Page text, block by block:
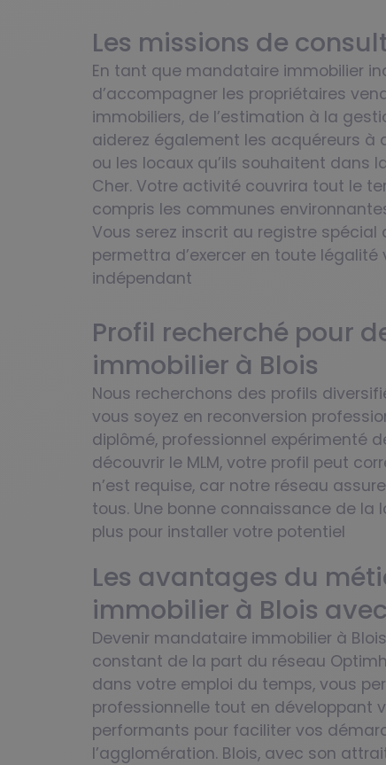
Les missions de
En tant que mandataire immobilier
d’accompagner les propriétaires
immobiliers, de l’estimation à la
aiderez également les acquéreurs à
ou les locaux qu’ils souhaitent dans
Cher. Votre activité couvrira tout le
compris les communes
Vous serez inscrit au registre
permettra d’exercer en toute
indépendant
Profil recherché pour
immobilier à Blois
Nous recherchons des profils
vous soyez en reconversion
diplômé, professionnel expérimenté
découvrir le MLM, votre profil peut
n’est requise, car notre réseau
tous. Une bonne connaissance de
plus pour installer votre potentiel
Les avantages du
immobilier à Blois
Devenir mandataire immobilier à
constant de la part du réseau
dans votre emploi du temps, vous
professionnelle tout en développant
performants pour faciliter vos
l’agglomération. Blois, avec son